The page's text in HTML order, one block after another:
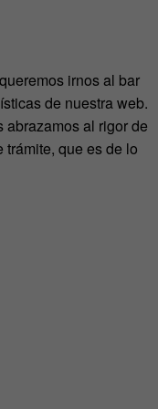
irnos al bar
de nuestra web.
abrazamos al rigor de
trámite, que es de lo